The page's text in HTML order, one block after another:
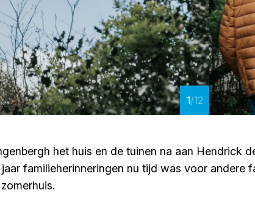
1/12
het huis en de tuinen na aan Hendrick
familieherinneringen nu tijd was voor andere